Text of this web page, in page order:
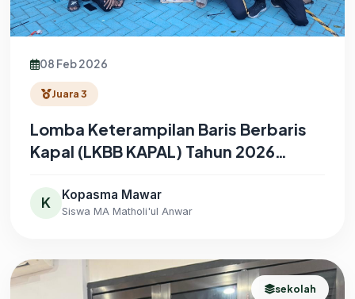
08 Feb 2026
Juara 3
Lomba Keterampilan Baris Berbaris
Kapal (LKBB KAPAL) Tahun 2026
KOSTUM)
K Kopasma Mawar
Siswa MA Matholi'ul Anwar
sekolah